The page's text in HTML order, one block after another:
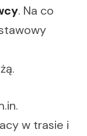
. Na co
w trasie i